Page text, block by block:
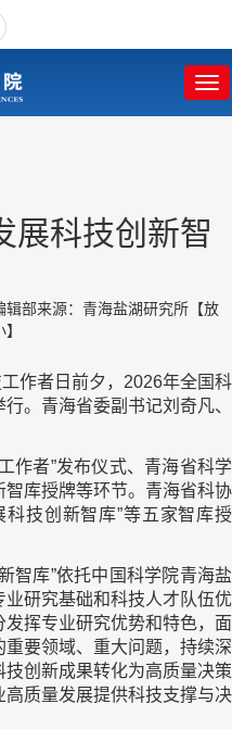
展科技创新智
辑部来源：青海盐湖研究所 【放
】
作者日前夕，2026年全国科
。青海省委副书记刘奇凡、
作者”发布仪式、青海省科学
库授牌等环节。青海省科协
技创新智库”等五家智库授
智库”依托中国科学院青海盐
研究基础和科技人才队伍优
挥专业研究优势和特色，面
要领域、重大问题，持续深
创新成果转化为高质量决策
质量发展提供科技支撑与决